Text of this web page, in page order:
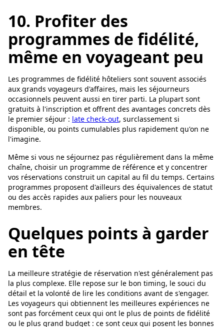
10. Profiter des
programmes de fidélité,
même en voyageant peu
Les programmes de fidélité hôteliers sont souvent associés
aux grands voyageurs d'affaires, mais les séjourneurs
occasionnels peuvent aussi en tirer parti. La plupart sont
gratuits à l'inscription et offrent des avantages concrets dès
le premier séjour : late check-out, surclassement si
disponible, ou points cumulables plus rapidement qu'on ne
l'imagine.
Même si vous ne séjournez pas régulièrement dans la même
chaîne, choisir un programme de référence et y concentrer
vos réservations construit un capital au fil du temps. Certains
programmes proposent d'ailleurs des équivalences de statut
ou des accès rapides aux paliers pour les nouveaux
membres.
Quelques points à garder
en tête
La meilleure stratégie de réservation n'est généralement pas
la plus complexe. Elle repose sur le bon timing, le souci du
détail et la volonté de lire les conditions avant de s'engager.
Les voyageurs qui obtiennent les meilleures expériences ne
sont pas forcément ceux qui ont le plus de points de fidélité
ou le plus grand budget : ce sont ceux qui posent les bonnes